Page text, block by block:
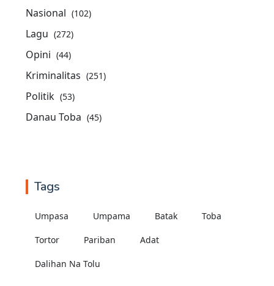
Nasional (102)
Lagu (272)
Opini (44)
Kriminalitas (251)
Politik (53)
Danau Toba (45)
Tags
Umpasa Umpama Batak Toba
Tortor Pariban Adat
Dalihan Na Tolu